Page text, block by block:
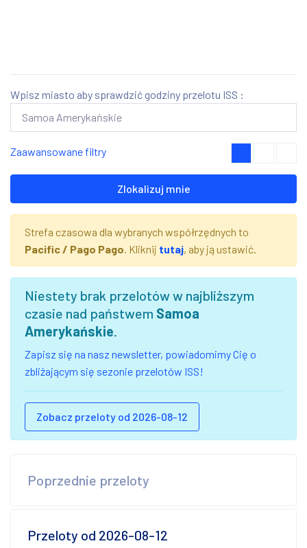
Wpisz miasto aby sprawdzić godziny przelotu ISS :
Zaawansowane filtry
Zlokalizuj mnie
Strefa czasowa dla wybranych współrzędnych to
Pacific / Pago Pago. Kliknij tutaj, aby ją ustawić.
Niestety brak przelotów w najbliższym
czasie nad państwem Samoa
Amerykańskie.
Zapisz się na nasz newsletter, powiadomimy Cię o
zbliżającym się sezonie przelotów ISS!
Zobacz przeloty od 2026-08-12
Poprzednie przeloty
Przeloty od 2026-08-12